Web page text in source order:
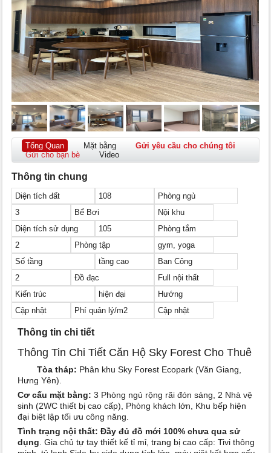
Tổng Quan Mặt bằng
Gửi yêu cầu cho chúng tôi
Gửi cho bạn bè
Video
Thông tin chung
Diện tích đất 108
Phòng ngủ
3
Bể Bơi
Nội khu
Diện tích sử dụng
105
Phòng tắm
2
Phòng tập
gym, yoga
Số tầng
tầng cao
Ban Công
2
Đồ đạc
Full nội thất
Kiến trúc
hiện đại
Hướng
Cập nhật
Phí quản lý/m2 Cập nhật
Thông tin chi tiết
Thông Tin Chi Tiết Căn Hộ Sky Forest Cho Thuê
Tòa tháp: Phân khu Sky Forest Ecopark (Văn Giang,
Hưng Yên).
Cơ cấu mặt bằng: 3 Phòng ngủ rộng rãi đón sáng, 2 Nhà vệ
sinh (2WC thiết bị cao cấp), Phòng khách lớn, Khu bếp hiện
đại biệt lập tối ưu công năng.
Tình trạng nội thất: Đầy đủ đồ mới 100% chưa qua sử
dụng . Gia chủ tự tay thiết kế tỉ mỉ, trang bị cao cấp: Tivi thông